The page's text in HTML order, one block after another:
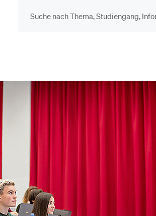
Studien­interessierte